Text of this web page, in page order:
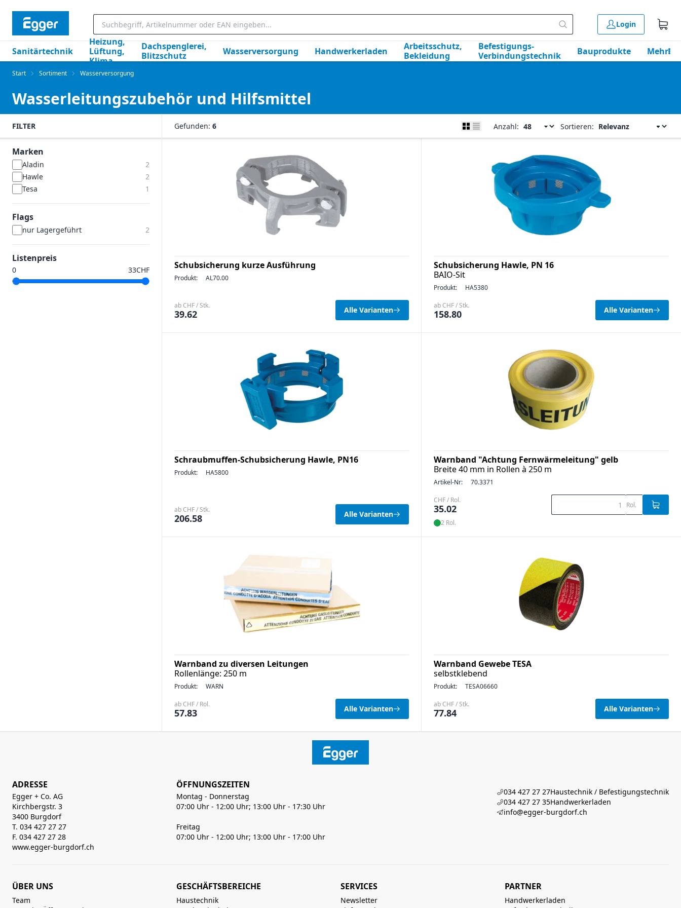
Login
Sanitärtechnik
Heizung,
Lüftung,
Klima
Dachspenglerei,
Blitzschutz
Wasserversorgung Handwerkerladen
Arbeitsschutz,
Bekleidung
Befestigungs-
Verbindungstechnik
Bauprodukte Mehr
Start Sortiment Wasserversorgung
Wasserleitungszubehör und Hilfsmittel
FILTER
Marken
Aladin
2
Hawle
2
Tesa
1
Flags
nur Lagergeführt 2
Listenpreis
CHF
Gefunden: 6 Anzahl: Sortieren:
Schubsicherung kurze Ausführung
Produkt: AL70.00
ab CHF / Stk.
39.62 Alle Varianten
Schubsicherung Hawle, PN 16
BAIO-Sit
Produkt: HA5380
ab CHF / Stk.
158.80 Alle Varianten
Schraubmuffen-Schubsicherung Hawle, PN16
Produkt: HA5800
ab CHF / Stk.
206.58 Alle Varianten
Warnband "Achtung Fernwärmeleitung" gelb
Breite 40 mm in Rollen à 250 m
Artikel-Nr: 70.3371
CHF / Rol.
35.02 Rol.
2 Rol.
Warnband zu diversen Leitungen
Rollenlänge: 250 m
Produkt: WARN
ab CHF / Rol.
57.83 Alle Varianten
Warnband Gewebe TESA
selbstklebend
Produkt: TESA06660
ab CHF / Stk.
77.84 Alle Varianten
ADRESSE
Egger + Co. AG
Kirchbergstr. 3
3400 Burgdorf
T. 034 427 27 27
F. 034 427 27 28
www.egger-burgdorf.ch
ÖFFNUNGSZEITEN
Montag - Donnerstag
07:00 Uhr - 12:00 Uhr; 13:00 Uhr - 17:30 Uhr
Freitag
07:00 Uhr - 12:00 Uhr; 13:00 Uhr - 17:00 Uhr
034 427 27 27Haustechnik / Befestigungstechnik
034 427 27 35Handwerkerladen
info@egger-burgdorf.ch
ÜBER UNS
Team
GESCHÄFTSBEREICHE
Haustechnik
SERVICES
Newsletter
PARTNER
Handwerkerladen